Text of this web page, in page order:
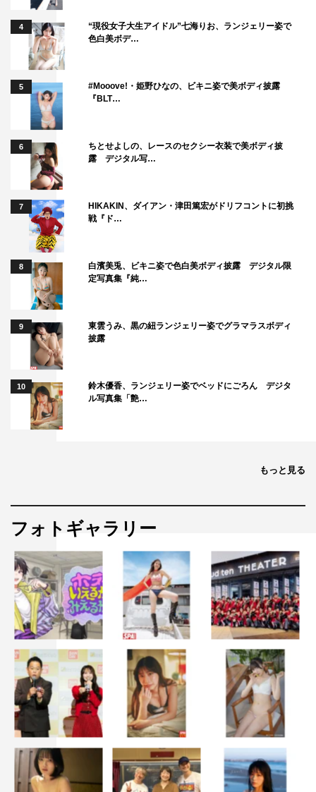
この作品で学んだこともたくさんあり、とても大切な経験
をさせていただきました。未来の世界のために今からどん
なことができるかあらためて気づくことができるドラマで
すので、ぜひたくさんの方に見ていただきたいと思いま
す。
星田英利（松谷利男役）コメント
星田英利
日本をはじめ、世界中で災害が頻発しています。その中、
私もそのうちの一人でしたが、身近では起きない、生きて
るうちには起きない、起きても何とか助かるよ、と何の根
拠もなく思っている、「まぁ、大丈夫っしょ症候群」の方
の防災意識が、このドラマをご覧になって少しでも改善さ
れることを願います。そして、 「ビルド・バック・ベタ
ー」 （より良い復興）という、世界的な呼びかけを幅広
く知っていただき、人種、性別、世代、職業、など全く関
係なく、いろんなところから自由に復興＆防災の素晴らし
4
“現役女子大生アイドル”七海りお、ランジェリー姿で
色白美ボデ…
5
#Mooove!・姫野ひなの、ビキニ姿で美ボディ披露
『BLT…
6
ちとせよしの、レースのセクシー衣装で美ボディ披
露 デジタル写…
7
HIKAKIN、ダイアン・津田篤宏がドリフコントに初挑
戦『ド…
8
白濱美兎、ビキニ姿で色白美ボディ披露 デジタル限
定写真集『純…
9
東雲うみ、黒の紐ランジェリー姿でグラマラスボディ
披露
10
鈴木優香、ランジェリー姿でベッドにごろん デジタ
ル写真集「艶…
もっと見る
フォトギャラリー